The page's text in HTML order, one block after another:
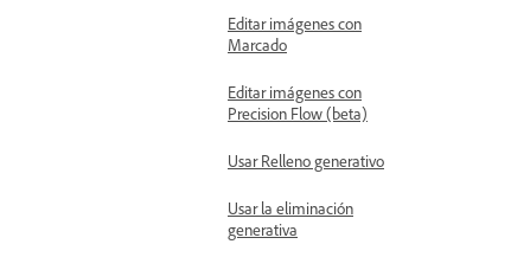
Editar imágenes con
Marcado
Editar imágenes con
Precision Flow (beta)
Usar Relleno generativo
Usar la eliminación
generativa